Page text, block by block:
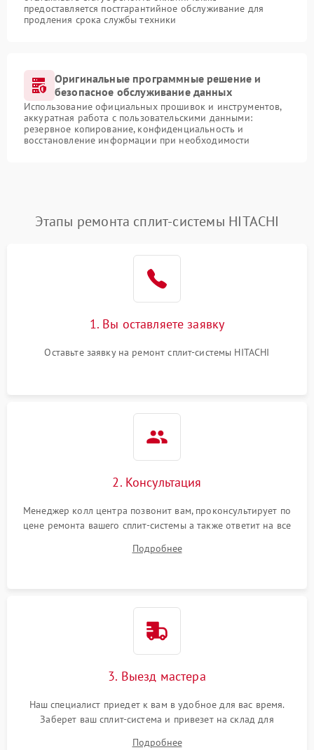
предоставляется постгарантийное обслуживание для
продления срока службы техники
Оригинальные программные решение и
безопасное обслуживание данных
Использование официальных прошивок и инструментов,
аккуратная работа с пользовательскими данными:
резервное копирование, конфиденциальность и
восстановление информации при необходимости
Этапы ремонта сплит-системы HITACHI
1. Вы оставляете заявку
Оставьте заявку на ремонт сплит-системы HITACHI
2. Консультация
Менеджер колл центра позвонит вам, проконсультирует по
цене ремонта вашего сплит-системы а также ответит на все
Подробнее
3. Выезд мастера
Наш специалист приедет к вам в удобное для вас время.
Заберет ваш сплит-система и привезет на склад для
Подробнее